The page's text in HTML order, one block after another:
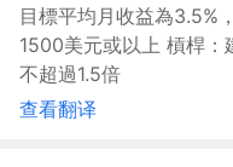
目標平均月收益為3.5%
1500美元或以上 槓桿：
不超過1.5倍
查看翻译